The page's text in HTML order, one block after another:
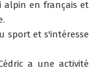
alpin en français et
sport et s'intéresse
a une activité